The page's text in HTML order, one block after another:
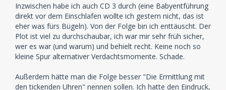
Inzwischen habe ich auch CD 3 durch (eine Babyentführung
direkt vor dem Einschlafen wollte ich gestern nicht, das ist
eher was fürs Bügeln). Von der Folge bin ich enttäuscht. Der
Plot ist viel zu durchschaubar, ich war mir sehr früh sicher,
wer es war (und warum) und behielt recht. Keine noch so
kleine Spur alternativer Verdachtsmomente. Schade.
Außerdem hätte man die Folge besser "Die Ermittlung mit
den tickenden Uhren" nennen sollen. Ich hatte den Eindruck,